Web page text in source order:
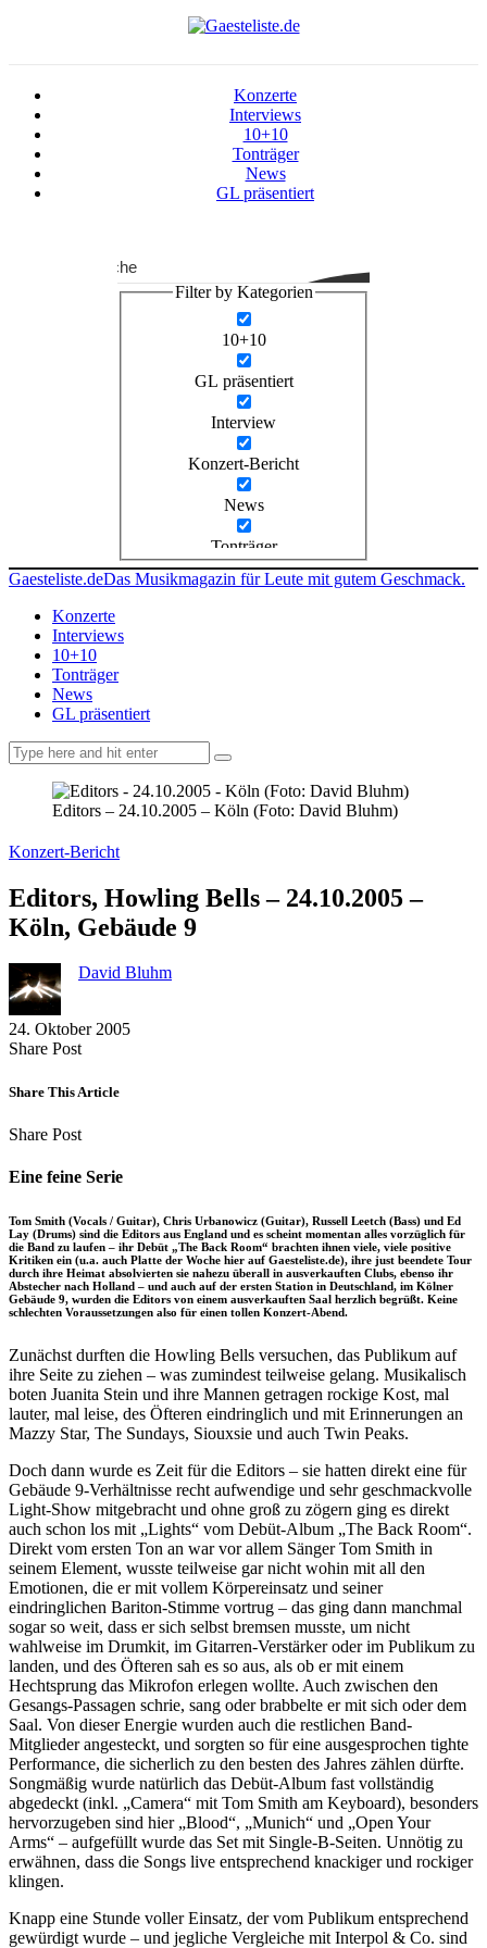
Konzerte
Interviews
10+10
Tonträger
News
GL präsentiert
Suche
Filter by Kategorien
10+10
GL präsentiert
Interview
Konzert-Bericht
News
Tonträger
Gaesteliste.deDas Musikmagazin für Leute mit gutem Geschmack.
Konzerte
Interviews
10+10
Tonträger
News
GL präsentiert
Editors – 24.10.2005 – Köln (Foto: David Bluhm)
Konzert-Bericht
Editors, Howling Bells – 24.10.2005 –
Köln, Gebäude 9
David Bluhm
24. Oktober 2005
Share PostShare
Facebook
Copy
to
Send
via
Share This Article
Share PostShare
Facebook
Copy
to
Send
via
Eine feine Serie
Tom Smith (Vocals / Guitar), Chris Urbanowicz (Guitar), Russell Leetch (Bass) und Ed
Lay (Drums) sind die Editors aus England und es scheint momentan alles vorzüglich für
die Band zu laufen – ihr Debüt „The Back Room“ brachten ihnen viele, viele positive
Kritiken ein (u.a. auch Platte der Woche hier auf Gaesteliste.de), ihre just beendete Tour
durch ihre Heimat absolvierten sie nahezu überall in ausverkauften Clubs, ebenso ihr
Abstecher nach Holland – und auch auf der ersten Station in Deutschland, im Kölner
Gebäude 9, wurden die Editors von einem ausverkauften Saal herzlich begrüßt. Keine
schlechten Voraussetzungen also für einen tollen Konzert-Abend.
Zunächst durften die Howling Bells versuchen, das Publikum auf
ihre Seite zu ziehen – was zumindest teilweise gelang. Musikalisch
boten Juanita Stein und ihre Mannen getragen rockige Kost, mal
lauter, mal leise, des Öfteren eindringlich und mit Erinnerungen an
Mazzy Star, The Sundays, Siouxsie und auch Twin Peaks.
Doch dann wurde es Zeit für die Editors – sie hatten direkt eine für
Gebäude 9-Verhältnisse recht aufwendige und sehr geschmackvolle
Light-Show mitgebracht und ohne groß zu zögern ging es direkt
auch schon los mit „Lights“ vom Debüt-Album „The Back Room“.
Direkt vom ersten Ton an war vor allem Sänger Tom Smith in
seinem Element, wusste teilweise gar nicht wohin mit all den
Emotionen, die er mit vollem Körpereinsatz und seiner
eindringlichen Bariton-Stimme vortrug – das ging dann manchmal
sogar so weit, dass er sich selbst bremsen musste, um nicht
wahlweise im Drumkit, im Gitarren-Verstärker oder im Publikum zu
landen, und des Öfteren sah es so aus, als ob er mit einem
Hechtsprung das Mikrofon erlegen wollte. Auch zwischen den
Gesangs-Passagen schrie, sang oder brabbelte er mit sich oder dem
Saal. Von dieser Energie wurden auch die restlichen Band-
Mitglieder angesteckt, und sorgten so für eine ausgesprochen tighte
Performance, die sicherlich zu den besten des Jahres zählen dürfte.
Songmäßig wurde natürlich das Debüt-Album fast vollständig
abgedeckt (inkl. „Camera“ mit Tom Smith am Keyboard), besonders
hervorzugeben sind hier „Blood“, „Munich“ und „Open Your
Arms“ – aufgefüllt wurde das Set mit Single-B-Seiten. Unnötig zu
erwähnen, dass die Songs live entsprechend knackiger und rockiger
klingen.
Knapp eine Stunde voller Einsatz, der vom Publikum entsprechend
gewürdigt wurde – und jegliche Vergleiche mit Interpol & Co. sind